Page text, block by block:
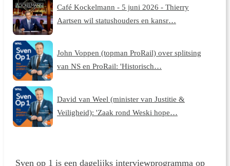
Café Kockelmann - 5 juni 2026 - Thierry
Aartsen wil statushouders en kansr…
John Voppen (topman ProRail) over splitsing
van NS en ProRail: 'Historisch…
David van Weel (minister van Justitie &
Veiligheid): 'Zaak rond Weski hope…
Sven op 1 is een dagelijks interviewprogramma op